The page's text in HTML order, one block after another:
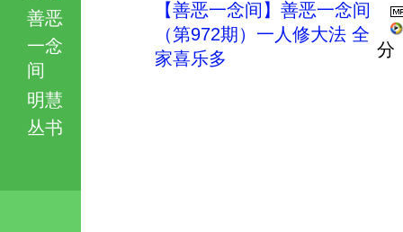
善恶
一念
间
明慧
丛书
【善恶一念间】善恶一念间
（第972期）一人修大法 全
家喜乐多
分